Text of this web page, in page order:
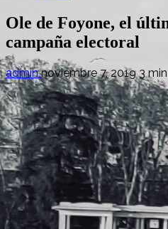
Ole de Foyone, el
campaña electoral
adminnoviembre 7, 20193